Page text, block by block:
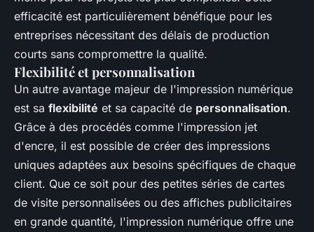
efficacité est particulièrement bénéfique pour les
entreprises nécessitant des délais de production
courts sans compromettre la qualité.
Flexibilité et personnalisation
Un autre avantage majeur de l'impression numérique
est sa flexibilité et sa capacité de personnalisation.
Grâce à des procédés comme l'impression jet
d'encre, il est possible de créer des impressions
uniques adaptées aux besoins spécifiques de chaque
client. Que ce soit pour des petites séries de cartes
de visite personnalisées ou des affiches publicitaires
en grande quantité, l'impression numérique offre une